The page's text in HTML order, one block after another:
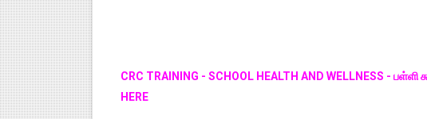
CRC TRAINING - SCHOOL HEALTH AND WELLNESS -
HERE